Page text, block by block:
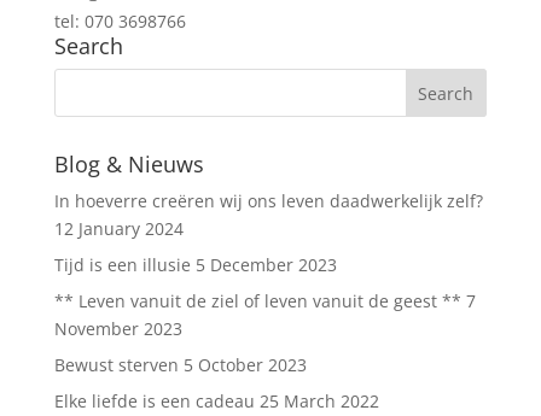
tel: 070 3698766
Search
Blog & Nieuws
In hoeverre creëren wij ons leven daadwerkelijk zelf?
12 January 2024
Tijd is een illusie 5 December 2023
** Leven vanuit de ziel of leven vanuit de geest ** 7
November 2023
Bewust sterven 5 October 2023
Elke liefde is een cadeau 25 March 2022